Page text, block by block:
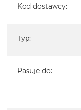
Kod dostawcy:
Typ:
Pasuje do: